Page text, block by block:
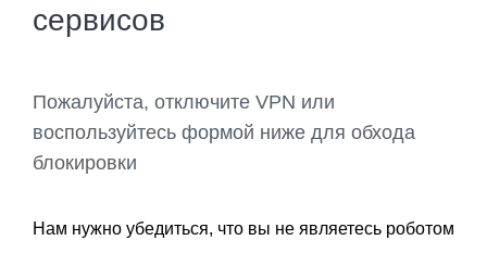
сервисов
Пожалуйста, отключите VPN или
воспользуйтесь формой ниже для обхода
блокировки
Нам нужно убедиться, что вы не являетесь роботом